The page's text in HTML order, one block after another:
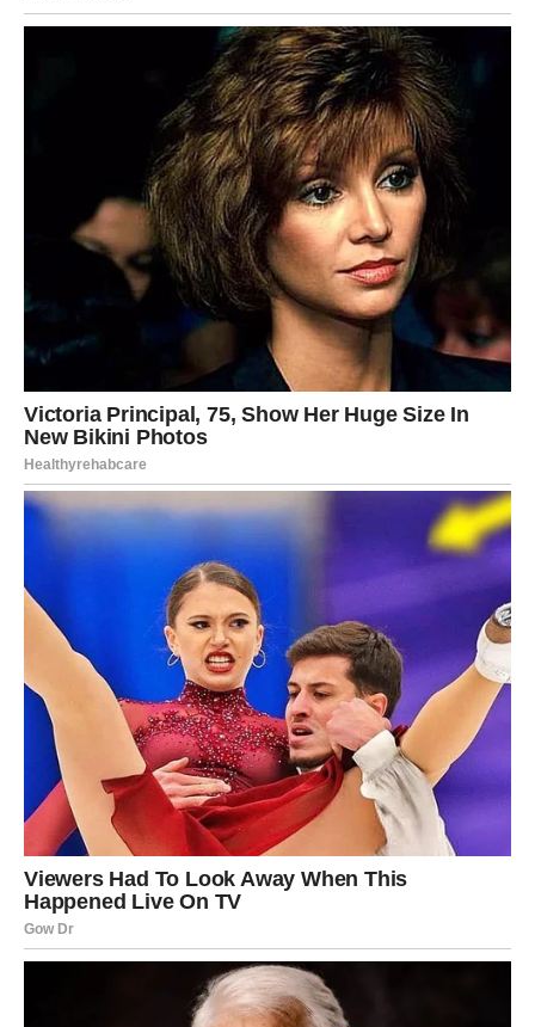
kuhačom.
Žlicom stavljajte smjesu u pripremljeni kalup za muffine.
Učinite to tako da napunite svaku 2/3 tako da imaju mjesta za
širenje, ali da se ne prevrnu. Pecite u prethodno zagrijanoj
pećnici 18-22 minute ili dok drvena čačkalica zabodena u
sredinu muffina ne izađe čista. Odozgo bi trebali biti svijetlo
zlatnosmeđi, a kada se lagano pritisnu, skočiti natrag.
Žlicom stavite ovo u pripremljeni kalup za muffine, pazeći da
svaki napunite do 2/3 tako da imaju mjesta za raširiti, ali ne i
prevrnuti. Pecite u prethodno zagrijanoj pećnici na 375°F 18-22
minute ili dok čačkalica zabodena u sredinu muffina ne izađe
čista i dok vrh ne postane lijepo zlatnosmeđi, elastičan na
dodir.
Izvadite ih iz pećnice, ostavite da se ohlade u kalupu 5 minuta,
pa…
Ohladiti na rešetki….
Poslužite toplo ili na sobnoj temperaturi. Ovi muffini su jednako
dobri kao obični s komadićem maslaca na vrhu ili (ne daj
Bože!) komadićem pekmeza.